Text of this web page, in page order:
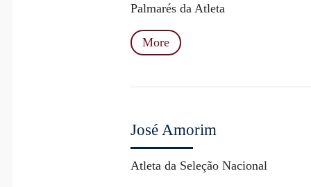
Palmarés da Atleta
More
José Amorim
Atleta da Seleção Nacional